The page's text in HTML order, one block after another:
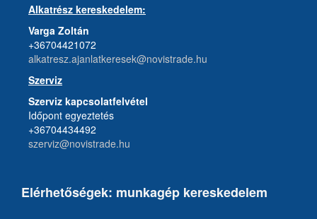
Alkatrész kereskedelem:
Varga Zoltán
+36704421072
alkatresz.ajanlatkeresek@novistrade.hu
Szerviz
Szerviz kapcsolatfelvétel
Időpont egyeztetés
+36704434492
szerviz@novistrade.hu
Elérhetőségek: munkagép kereskedelem